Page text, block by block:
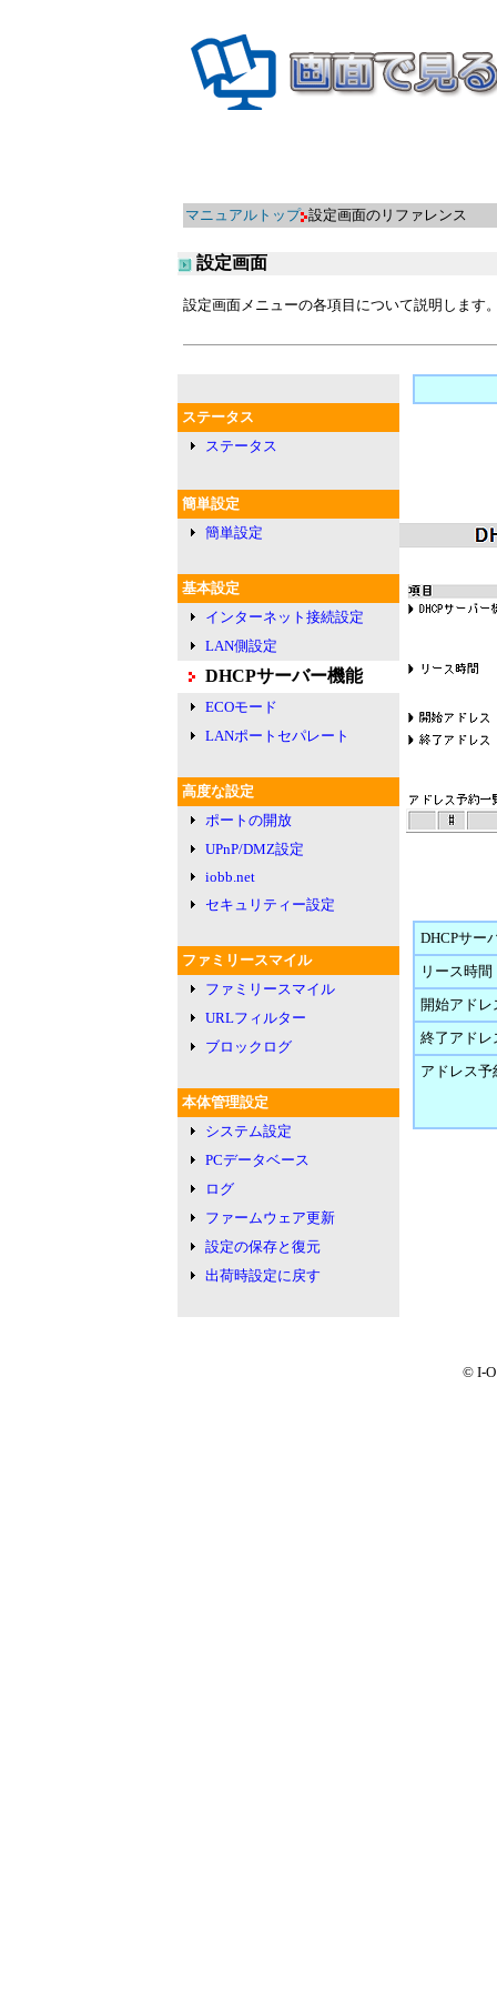
マニュアルトップ 設定画面のリファレンス
設定画面
設定画面メニューの各項目について説明します
ステータス
ステータス
簡単設定
簡単設定
基本設定
インターネット接続設定
LAN側設定
DHCPサーバー機能
ECOモード
LANポートセパレート
高度な設定
ポートの開放
UPnP/DMZ設定
iobb.net
セキュリティー設定
ファミリースマイル
ファミリースマイル
URLフィルター
ブロックログ
本体管理設定
システム設定
PCデータベース
ログ
ファームウェア更新
設定の保存と復元
出荷時設定に戻す
DHCPサー
リース時間
開始アドレ
終了アドレ
アドレス予
© I-O